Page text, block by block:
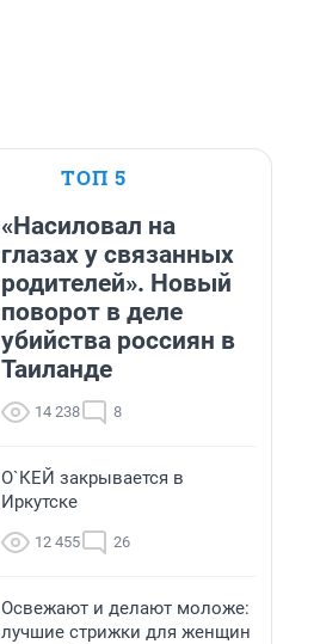
ТОП 5
«Насиловал на
глазах у связанных
родителей». Новый
поворот в деле
убийства россиян в
Таиланде
14 238 8
О`КЕЙ закрывается в
Иркутске
12 455 26
Освежают и делают моложе:
лучшие стрижки для женщин